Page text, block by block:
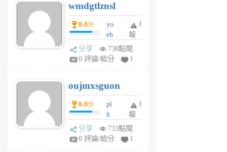
R
P
m
v
A
V
個
月
前
wmdgtlznsl
0.0分
yo
eh
ld
gy
個
月
前
舉
報
分享
738點閱
0 評論/給分
1
oujmxsguon
0.0分
pl
h
wi
w
舉
報
分享
733點閱
0 評論/給分
1